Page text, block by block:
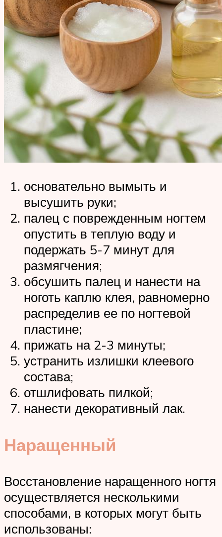
основательно вымыть и
высушить руки;
палец с поврежденным ногтем
опустить в теплую воду и
подержать 5-7 минут для
размягчения;
обсушить палец и нанести на
ноготь каплю клея, равномерно
распределив ее по ногтевой
пластине;
прижать на 2-3 минуты;
устранить излишки клеевого
состава;
отшлифовать пилкой;
нанести декоративный лак.
Наращенный
Восстановление наращенного ногтя
осуществляется несколькими
способами, в которых могут быть
использованы: